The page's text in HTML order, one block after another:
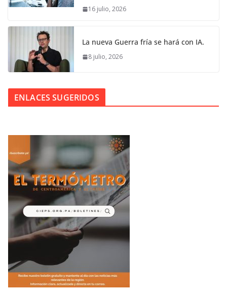
16 julio, 2026
La nueva Guerra fría se hará con IA.
8 julio, 2026
ENLACES SUGERIDOS